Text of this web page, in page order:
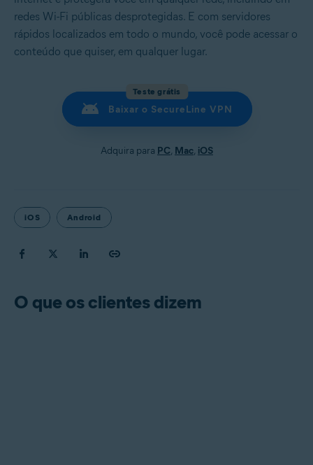
redes Wi-Fi públicas desprotegidas. E com servidores
rápidos localizados em todo o mundo, você pode acessar o
conteúdo que quiser, em qualquer lugar.
Teste grátis
Baixar o SecureLine VPN
Adquira para PC, Mac, iOS
iOS Android
O que os clientes dizem